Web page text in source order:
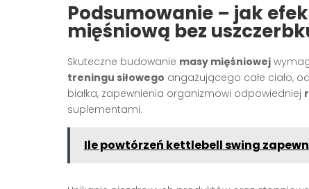
Podsumowanie – jak
mięśniową bez
Skuteczne budowanie masy mięśniowej
treningu siłowego angażującego całe ciało,
białka, zapewnienia organizmowi odpowiedniej
suplementami.
Ile powtórzeń kettlebell swing